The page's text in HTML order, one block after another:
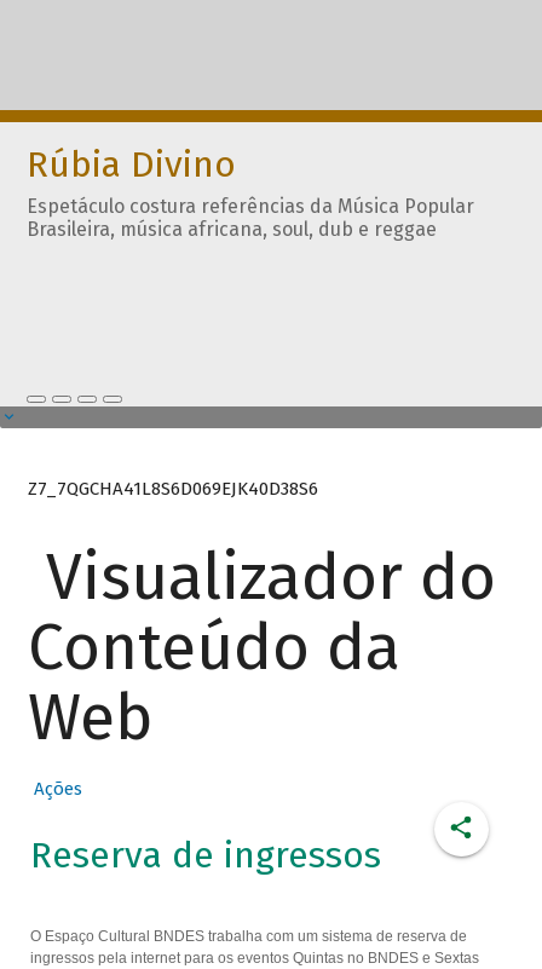
Rúbia Divino
Espetáculo costura referências da Música Popular
Brasileira, música africana, soul, dub e reggae
Z7_7QGCHA41L8S6D069EJK40D38S6
Visualizador do
Conteúdo da
Web
Ações
Reserva de ingressos
O Espaço Cultural BNDES trabalha com um sistema de reserva de
ingressos pela internet para os eventos Quintas no BNDES e Sextas